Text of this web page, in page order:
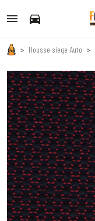
directions_car
Housse siege Auto